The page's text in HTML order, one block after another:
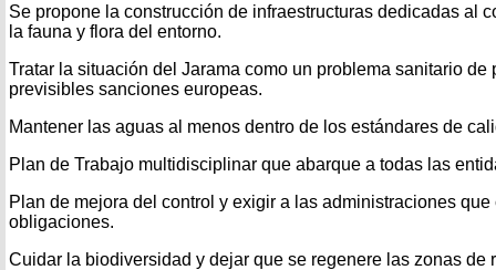
Se propone la construcción de infraestructuras dedicadas al
la fauna y flora del entorno.
Tratar la situación del Jarama como un problema sanitario de
previsibles sanciones europeas.
Mantener las aguas al menos dentro de los estándares de
Plan de Trabajo multidisciplinar que abarque a todas las
Plan de mejora del control y exigir a las administraciones
obligaciones.
Cuidar la biodiversidad y dejar que se regenere las zonas de